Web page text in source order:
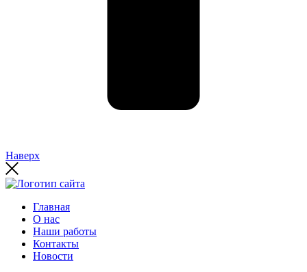
Наверх
Главная
О нас
Наши работы
Контакты
Новости